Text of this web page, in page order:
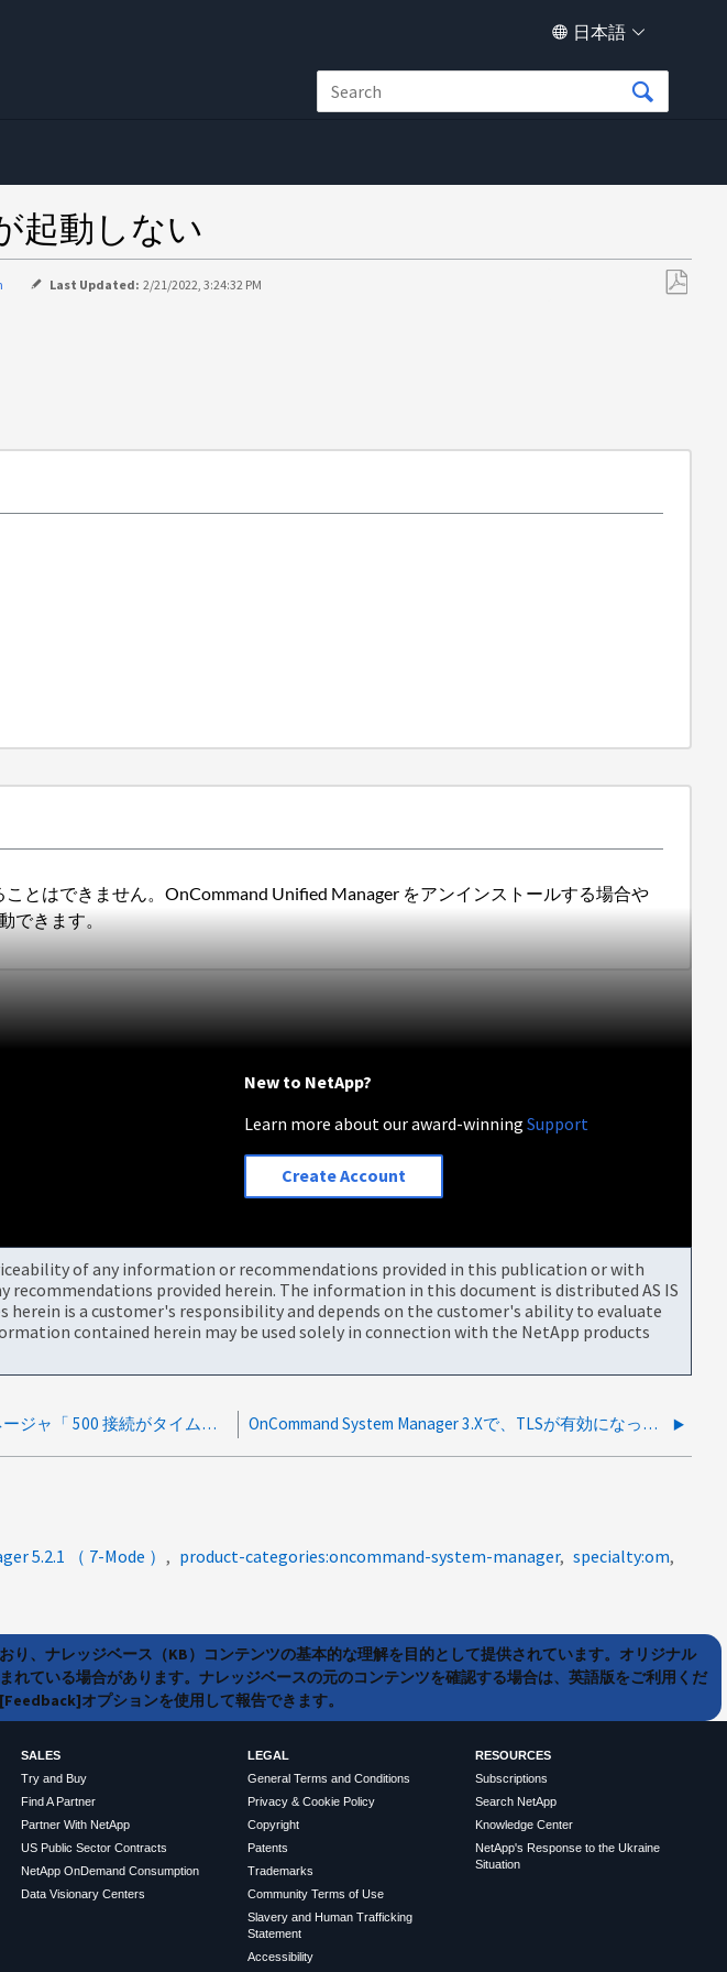
日本語
起動しない
Last Updated: 2/21/2022, 3:24:32 PM
とはできません。OnCommand Unified Manager をアンインストールする場合や
できます。
New to NetApp?
Learn more about our award-winningSupport
Create Account
of any information or recommendations provided in this publication or with
provided herein. The information in this document is distributed AS IS
is a customer's responsibility and depends on the customer's ability to evaluate
contained herein may be used solely in connection with the NetApp products
OnCommand システムマネージャ「 500 接続がタイムアウトしました」 OnCommand System Manager 3.Xで、TLSが有効になっていることを確認しても、TLSを使用して7-Modeストレージに接続できない
5.2.1 （ 7-Mode ） product-categories:oncommand-system-manager specialty:om
り、ナレッジベース（KB）コンテンツの基本的な理解を目的として提供されています。オリジナル
ている場合があります。ナレッジベースの元のコンテンツを確認する場合は、英語版をご利用くだ
オプションを使用して報告できます。
SALES
Try and Buy
Find A Partner
Partner With NetApp
US Public Sector Contracts
NetApp OnDemand Consumption
Data Visionary Centers
LEGAL
General Terms and Conditions
Privacy & Cookie Policy
Copyright
Patents
Trademarks
Community Terms of Use
Slavery and Human Trafficking
Statement
Accessibility
RESOURCES
Subscriptions
Search NetApp
Knowledge Center
NetApp's Response to the Ukraine
Situation